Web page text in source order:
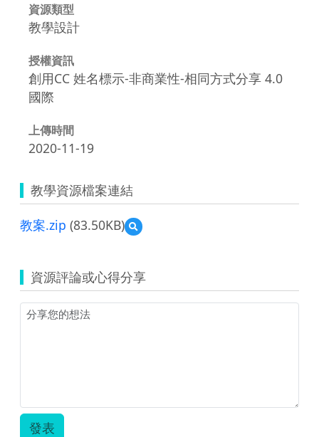
資源類型
教學設計
授權資訊
創用CC 姓名標示-非商業性-相同方式分享 4.0
國際
上傳時間
2020-11-19
教學資源檔案連結
教案.zip (83.50KB)
預
覽
資源評論或心得分享
發表